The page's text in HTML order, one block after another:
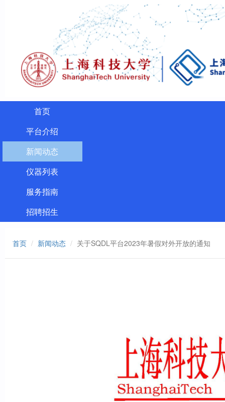
首页
平台介绍
新闻动态
仪器列表
服务指南
招聘招生
首页 新闻动态 关于SQDL平台2023年暑假对外开放的通知